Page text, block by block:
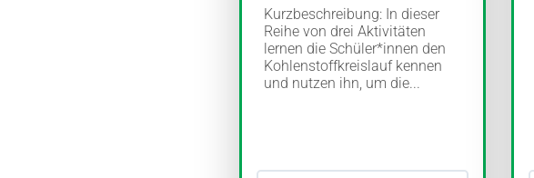
Kurzbeschreibung: In dieser
Reihe von drei Aktivitäten
lernen die Schüler*innen den
Kohlenstoffkreislauf kennen
und nutzen ihn, um die...